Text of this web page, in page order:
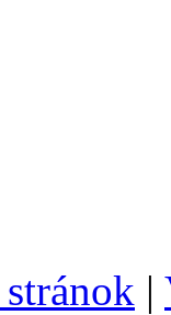
|